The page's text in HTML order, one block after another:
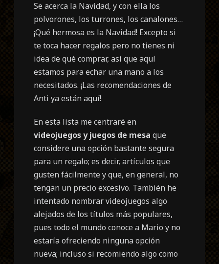
Se acerca la Navidad, y con ella los
polvorones, los turrones, los canalones…
¡Qué hermosa es la Navidad! Excepto si
te toca hacer regalos pero no tienes ni
idea de qué comprar, así que aquí
estamos para echar una mano a los
necesitados. ¡Las recomendaciones de
Anti ya están aquí!
En esta lista me centraré en
videojuegos y juegos de mesa que
considere una opción bastante segura
para un regalo; es decir, artículos que
gusten fácilmente y que, en general, no
tengan un precio excesivo. También he
intentado nombrar videojuegos algo
alejados de los títulos más populares,
pues todo el mundo conoce a Mario y no
estaría ofreciendo ninguna opción
nueva; incluso si recomiendo algo como